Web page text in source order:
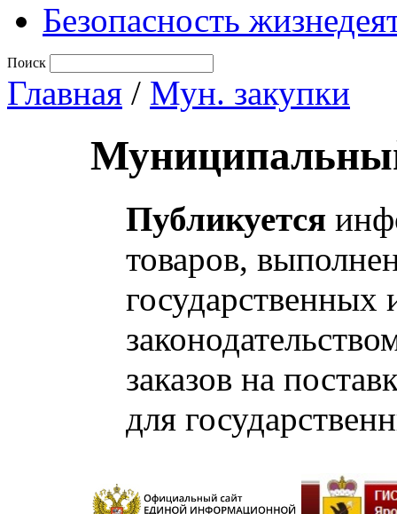
Безопасность
Поиск
Главная / Мун. закупки
Публикуется
товаров,
заказов на
для